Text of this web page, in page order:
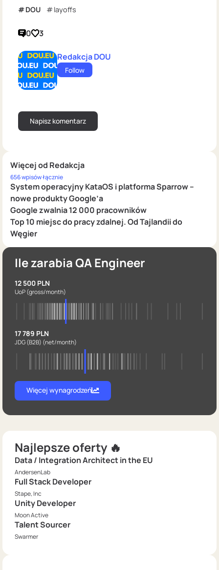
Więcej od Redakcja
656 wpisów łącznie
System operacyjny KataOS i platforma Sparrow –
nowe produkty Google’a
Google zwalnia 12 000 pracowników
Top 10 miejsc do pracy zdalnej. Od Tajlandii do
Węgier
DOU layoffs
0 3
Redakcja DOU
Follow
Ile zarabia QA Engineer
12 500 PLN
UoP(gross/month)
17 789 PLN
JDG (B2B) (net/month)
Więcej wynagrodzeń
Najlepsze oferty 🔥
Data / Integration Architect in the EU
AndersenLab
Full Stack Developer
Stape, Inc
Unity Developer
Moon Active
Talent Sourcer
Swarmer